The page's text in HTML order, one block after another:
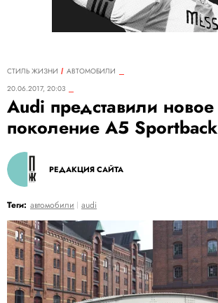
СТИЛЬ ЖИЗНИ
АВТОМОБИЛИ
20.06.2017, 20:03
Audi представили новое
поколение A5 Sportback
РЕДАКЦИЯ САЙТА
Теги: автомобили audi